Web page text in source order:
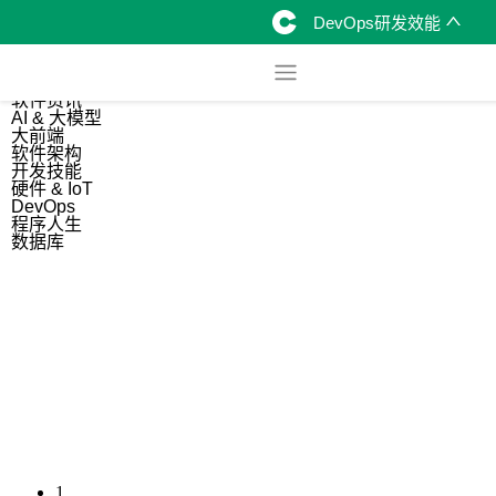
DevOps研发效能
软件资讯
AI & 大模型
大前端
软件架构
开发技能
硬件 & IoT
DevOps
程序人生
数据库
1